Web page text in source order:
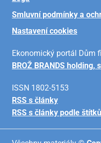
Smluvní podmínky a
Nastavení cookies
Ekonomický portál Dům
BROŽ BRANDS holding,
ISSN 1802-5153
RSS s články
RSS s články podle štítků